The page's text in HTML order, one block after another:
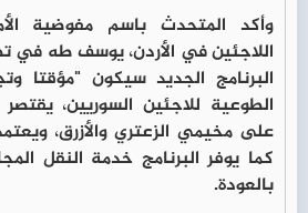
وأكد المتحدث باسم مفوضية
اللاجئين في الأردن، يوسف طه في
البرنامج الجديد سيكون "مؤقتا
الطوعية للاجئين السوريين،
على مخيمي الزعتري والأزرق،
كما يوفر البرنامج خدمة النقل
بالعودة.